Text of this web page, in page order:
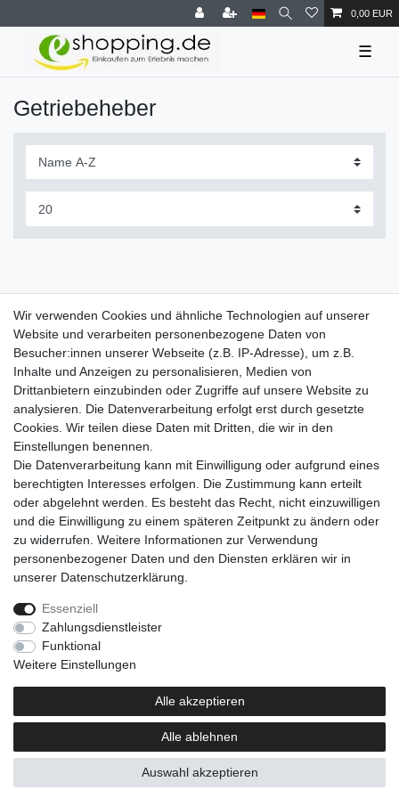
0,00 EUR
☰
Getriebeheber
Einkaufen
Zahlungsarten
Versandarten & -kosten
Warenkorb
Mein Konto
Anmelden
Registrieren
Unternehmen
Kontakt
Impressum
Newsletter
Wir verwenden Cookies und ähnliche Technologien auf unserer
Website und verarbeiten personenbezogene Daten von
Besucher:innen unserer Webseite (z.B. IP-Adresse), um z.B.
Inhalte und Anzeigen zu personalisieren, Medien von
Drittanbietern einzubinden oder Zugriffe auf unsere Website zu
analysieren. Die Datenverarbeitung erfolgt erst durch gesetzte
Cookies. Wir teilen diese Daten mit Dritten, die wir in den
Einstellungen benennen.
Die Datenverarbeitung kann mit Einwilligung oder aufgrund eines
berechtigten Interesses erfolgen. Die Zustimmung kann erteilt
oder abgelehnt werden. Es besteht das Recht, nicht einzuwilligen
und die Einwilligung zu einem späteren Zeitpunkt zu ändern oder
zu widerrufen. Weitere Informationen zur Verwendung
personenbezogener Daten und den Diensten erklären wir in
unserer Daten­schutz­erklärung
Essenziell
Zahlungsdienstleister
Funktional
Weitere Einstellungen
Alle akzeptieren
Alle ablehnen
Auswahl akzeptieren